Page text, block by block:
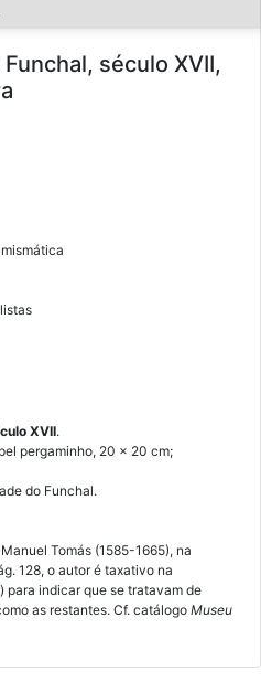
século XVII,
XVII.
pergaminho, 20 x 20 cm;
do Funchal.
Tomás (1585-1665), na
128, o autor é taxativo na
) para indicar que se tratavam de
as restantes. Cf. catálogo Museu